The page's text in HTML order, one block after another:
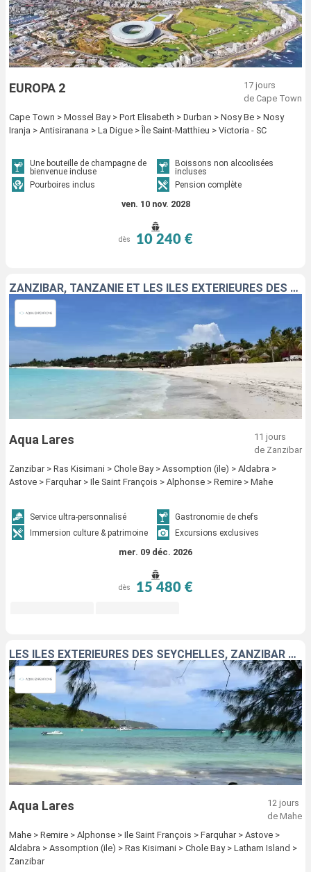
EUROPA 2
17 jours
de Cape Town
Cape Town > Mossel Bay > Port Elisabeth > Durban > Nosy Be > Nosy
Iranja > Antisiranana > La Digue > Île Saint-Matthieu > Victoria - SC
Une bouteille de champagne de
bienvenue incluse
Boissons non alcoolisées
incluses
Pourboires inclus
Pension complète
ven. 10 nov. 2028
dès 10 240 €
ZANZIBAR, TANZANIE ET LES ÎLES EXTÉRIEURES DES SEYCHELLES
Aqua Lares
11 jours
de Zanzibar
Zanzibar > Ras Kisimani > Chole Bay > Assomption (ile) > Aldabra >
Astove > Farquhar > Ile Saint François > Alphonse > Remire > Mahe
Service ultra-personnalisé
Gastronomie de chefs
Immersion culture & patrimoine
Excursions exclusives
mer. 09 déc. 2026
dès 15 480 €
LES ÎLES EXTÉRIEURES DES SEYCHELLES, ZANZIBAR ET TANZANIE
Aqua Lares
12 jours
de Mahe
Mahe > Remire > Alphonse > Ile Saint François > Farquhar > Astove >
Aldabra > Assomption (ile) > Ras Kisimani > Chole Bay > Latham Island >
Zanzibar